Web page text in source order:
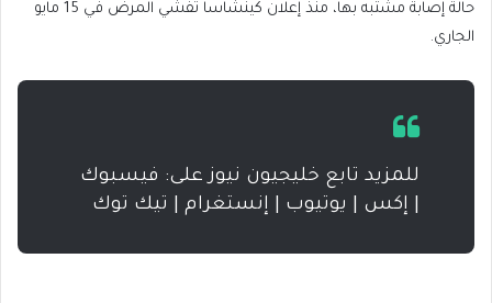
حالة إصابة مشتبه بها، منذ إعلان كينشاسا تفشي المرض في 15 مايو
الجاري.
للمزيد تابع خليجيون نيوز على: فيسبوك
| إكس | يوتيوب | إنستغرام | تيك توك